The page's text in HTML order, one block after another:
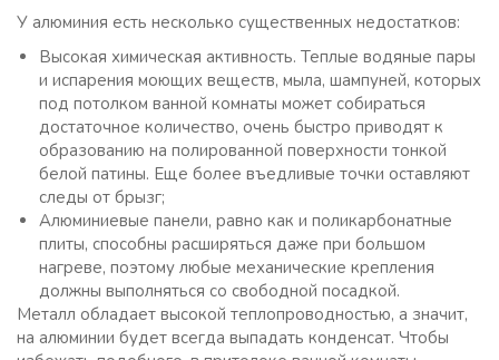
У алюминия есть несколько существенных недостатков:
Высокая химическая активность. Теплые водяные пары
и испарения моющих веществ, мыла, шампуней, которых
под потолком ванной комнаты может собираться
достаточное количество, очень быстро приводят к
образованию на полированной поверхности тонкой
белой патины. Еще более въедливые точки оставляют
следы от брызг;
Алюминиевые панели, равно как и поликарбонатные
плиты, способны расширяться даже при большом
нагреве, поэтому любые механические крепления
должны выполняться со свободной посадкой.
Металл обладает высокой теплопроводностью, а значит,
на алюминии будет всегда выпадать конденсат. Чтобы